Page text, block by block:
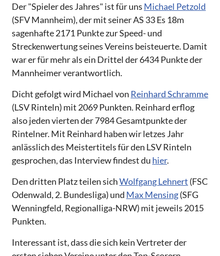
Der "Spieler des Jahres" ist für uns Michael Petzold
(SFV Mannheim), der mit seiner AS 33 Es 18m
sagenhafte 2171 Punkte zur Speed- und
Streckenwertung seines Vereins beisteuerte. Damit
war er für mehr als ein Drittel der 6434 Punkte der
Mannheimer verantwortlich.
Dicht gefolgt wird Michael von Reinhard Schramme
(LSV Rinteln) mit 2069 Punkten. Reinhard erflog
also jeden vierten der 7984 Gesamtpunkte der
Rintelner. Mit Reinhard haben wir letzes Jahr
anlässlich des Meistertitels für den LSV Rinteln
gesprochen, das Interview findest du hier.
Den dritten Platz teilen sichWolfgang Lehnert (FSC
Odenwald, 2. Bundesliga) und Max Mensing(SFG
Wenningfeld, Regionalliga-NRW) mit jeweils 2015
Punkten.
Interessant ist, dass die sich kein Vertreter der